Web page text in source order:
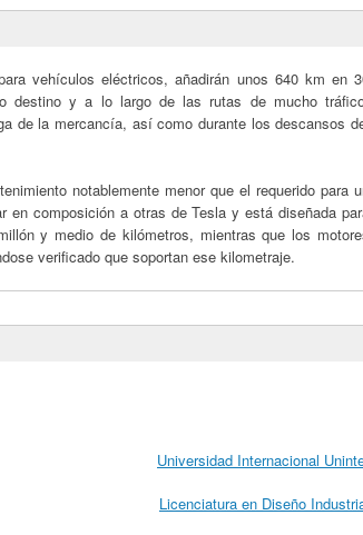
vehículos eléctricos, añadirán unos 640 km en
destino y a lo largo de las rutas de mucho
de la mercancía, así como durante los descansos
notablemente menor que el requerido para
composición a otras de Tesla y está diseñada
y medio de kilómetros, mientras que los
verificado que soportan ese kilometraje.
Universidad Internacional
Licenciatura en Diseño